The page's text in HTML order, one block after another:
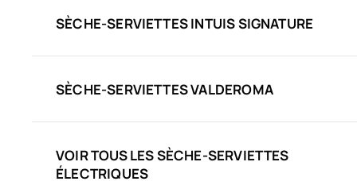
SÈCHE-SERVIETTES INTUIS SIGNATURE
SÈCHE-SERVIETTES VALDEROMA
VOIR TOUS LES SÈCHE-SERVIETTES
ÉLECTRIQUES